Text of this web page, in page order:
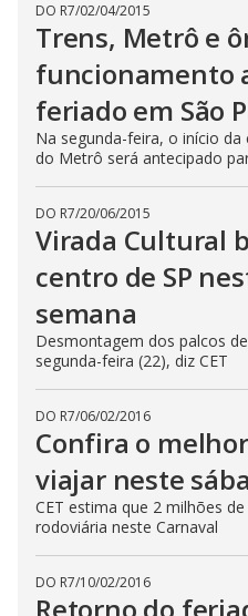
DO R7/02/04/2015
Trens, Metrô e
funcionamento
feriado em São
Na segunda-feira, o início
do Metrô será antecipado
DO R7/20/06/2015
Virada Cultural
centro de SP
semana
Desmontagem dos palcos
segunda-feira (22), diz CET
DO R7/06/02/2016
Confira o
viajar neste
CET estima que 2 milhões
rodoviária neste Carnaval
DO R7/10/02/2016